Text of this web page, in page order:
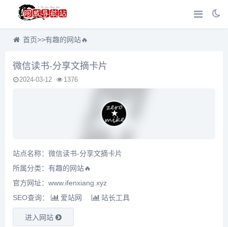
首页>>有趣的网站🔥
微信读书-分享文摘卡片
2024-03-12 1376
站点名称：微信读书-分享文摘卡片
所属分类： 有趣的网站🔥
官方网址：www.ifenxiang.xyz
SEO查询：
爱站网 站长工具
进入网站